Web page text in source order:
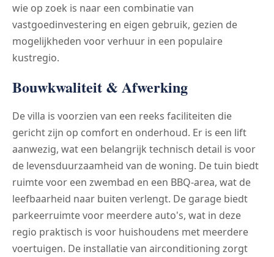
wie op zoek is naar een combinatie van
vastgoedinvestering en eigen gebruik, gezien de
mogelijkheden voor verhuur in een populaire
kustregio.
Bouwkwaliteit & Afwerking
De villa is voorzien van een reeks faciliteiten die
gericht zijn op comfort en onderhoud. Er is een lift
aanwezig, wat een belangrijk technisch detail is voor
de levensduurzaamheid van de woning. De tuin biedt
ruimte voor een zwembad en een BBQ-area, wat de
leefbaarheid naar buiten verlengt. De garage biedt
parkeerruimte voor meerdere auto's, wat in deze
regio praktisch is voor huishoudens met meerdere
voertuigen. De installatie van airconditioning zorgt